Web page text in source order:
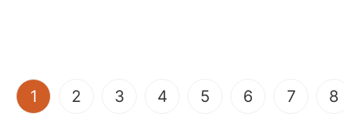
1 (current)
2 3 4 5 6 7 8